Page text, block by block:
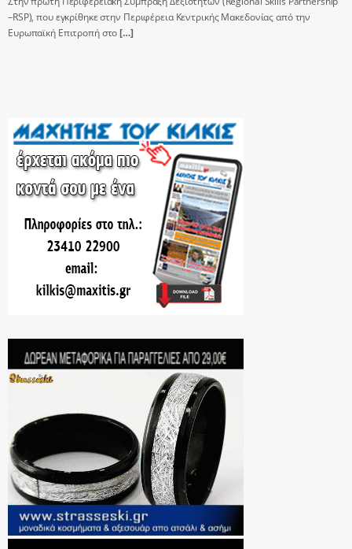
–RSP), που εγκρίθηκε στην Περιφέρεια Κεντρικής Μακεδονίας από την
Ευρωπαϊκή Επιτροπή στο[…]